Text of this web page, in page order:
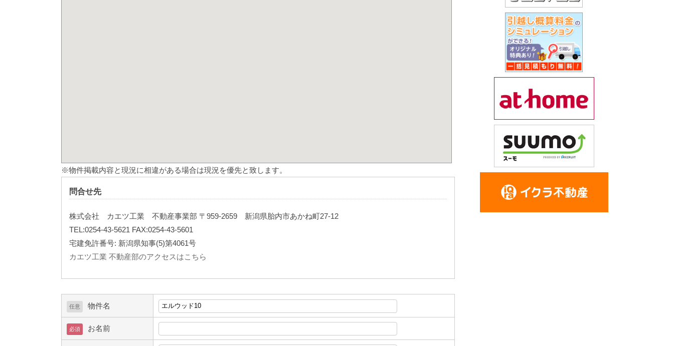
※物件掲載内容と現況に相違がある場合は現況を優先と致します。
問合せ先
株式会社 カエツ工業 不動産事業部 〒959-2659 新潟県胎内市あかね町27-12
TEL:0254-43-5621 FAX:0254-43-5601
宅建免許番号: 新潟県知事(5)第4061号
カエツ工業 不動産部のアクセスはこちら
任意 物件名
必須 お名前